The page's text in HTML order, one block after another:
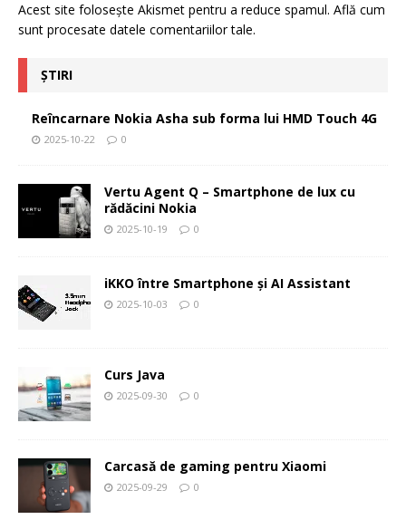
Acest site folosește Akismet pentru a reduce spamul. Află cum
sunt procesate datele comentariilor tale.
ȘTIRI
Reîncarnare Nokia Asha sub forma lui HMD Touch 4G
2025-10-22 0
Vertu Agent Q – Smartphone de lux cu
rădăcini Nokia
2025-10-19 0
iKKO între Smartphone și AI Assistant
2025-10-03 0
Curs Java
2025-09-30 0
Carcasă de gaming pentru Xiaomi
2025-09-29 0